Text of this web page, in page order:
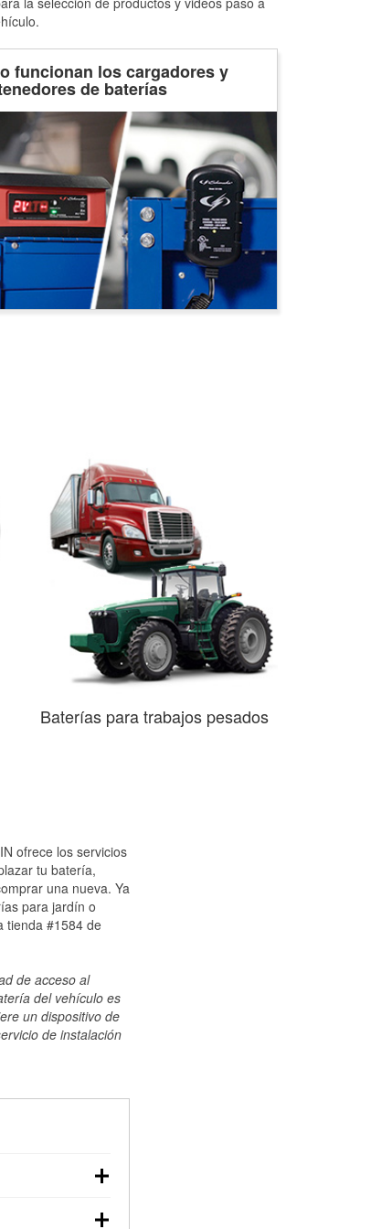
funcionan los cargadores y
de baterías
Baterías para trabajos pesados
ofrece los servicios
tu batería,
una nueva. Ya
para jardín o
tienda #1584 de
de acceso al
del vehículo es
un dispositivo de
de instalación